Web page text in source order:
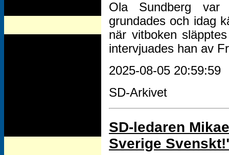
Ola Sundberg var
grundades och idag
när vitboken
intervjuades han av
2025-08-05 20:59:59
SD-Arkivet
SD-ledaren
Sverige